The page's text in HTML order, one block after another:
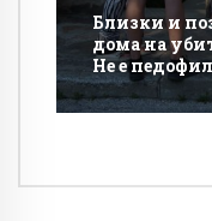
Близки и
дома на
Не е